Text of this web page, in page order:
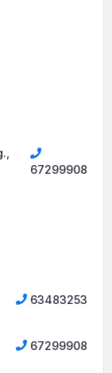
67299908
63483253
67299908